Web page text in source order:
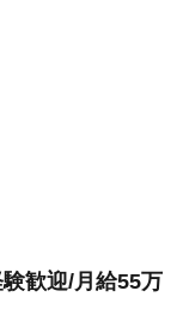
歓迎/月給55万